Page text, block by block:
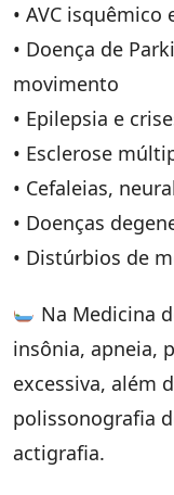
• AVC
• Doença de
movimento
• Epilepsia e
• Esclerose
• Cefaleias,
• Doenças
• Distúrbios de
Na Medicina
insônia, apneia,
excessiva, além
polissonografia
actigrafia.